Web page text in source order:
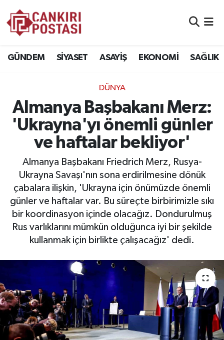
GÜNDEM SİYASET ASAYİŞ EKONOMİ SAĞLIK
DÜNYA
Almanya Başbakanı Merz:
'Ukrayna'yı önemli günler
ve haftalar bekliyor'
Almanya Başbakanı Friedrich Merz, Rusya-
Ukrayna Savaşı'nın sona erdirilmesine dönük
çabalara ilişkin, 'Ukrayna için önümüzde önemli
günler ve haftalar var. Bu süreçte birbirimizle sıkı
bir koordinasyon içinde olacağız. Dondurulmuş
Rus varlıklarını mümkün olduğunca iyi bir şekilde
kullanmak için birlikte çalışacağız' dedi.
EKONOMİ
SAĞLIK
SPOR
EĞİTİM
YAŞAM
ÇEVRE
İLÇELER
RESMİ İLANLAR
KÜLTÜR
Trafik Durumu
Süper Lig Puan Durumu ve Fikstür
Tüm Manşetler
Son Dakika Haberleri
Haber Arşivi